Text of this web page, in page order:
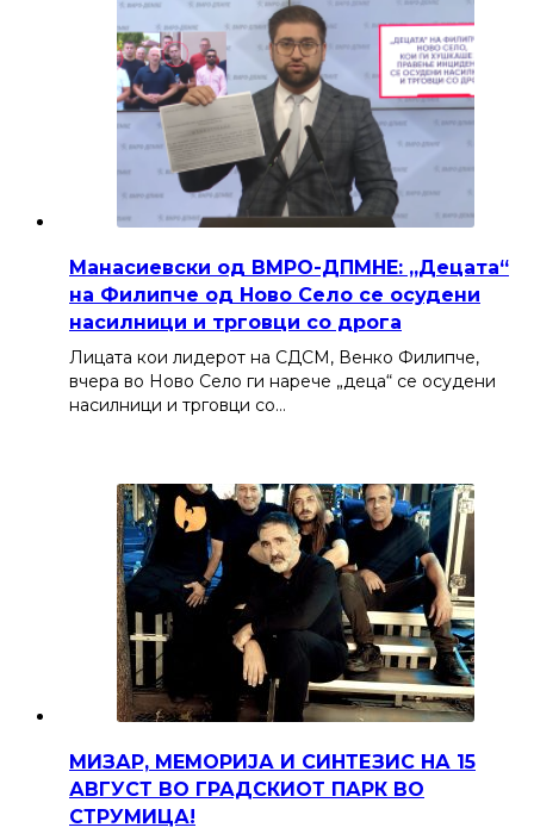
Манасиевски од ВМРО-ДПМНЕ: „Децата“
на Филипче од Ново Село се осудени
насилници и трговци со дрога
Лицата кои лидерот на СДСМ, Венко Филипче,
вчера во Ново Село ги нарече „деца“ се осудени
насилници и трговци со…
МИЗАР, МЕМОРИЈА И СИНТЕЗИС НА 15
АВГУСТ ВО ГРАДСКИОТ ПАРК ВО
СТРУМИЦА!